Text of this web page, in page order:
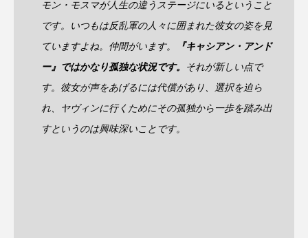
モン・モスマが人生の違うステージにいるということ
です。いつもは反乱軍の人々に囲まれた彼女の姿を見
ていますよね。仲間がいます。 『キャシアン・アンド
ー』ではかなり孤独な状況です。 それが新しい点で
す。彼女が声をあげるには代償があり、選択を迫ら
れ、ヤヴィンに行くためにその孤独から一歩を踏み出
すというのは興味深いことです。